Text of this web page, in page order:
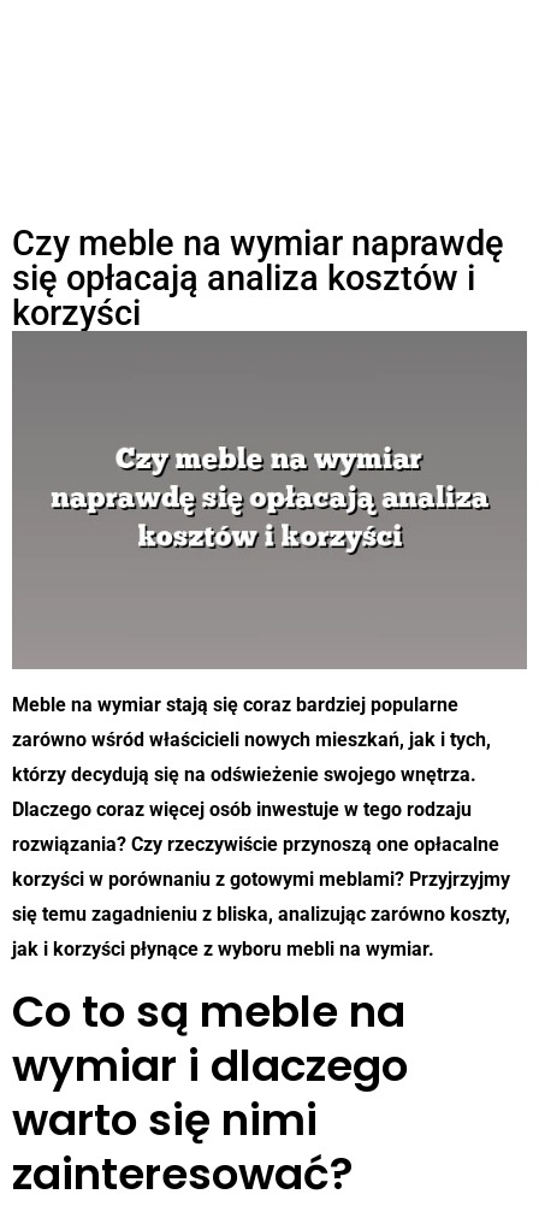
Czy meble na wymiar naprawdę
się opłacają analiza kosztów i
korzyści
Meble na wymiar stają się coraz bardziej popularne
zarówno wśród właścicieli nowych mieszkań, jak i tych,
którzy decydują się na odświeżenie swojego wnętrza.
Dlaczego coraz więcej osób inwestuje w tego rodzaju
rozwiązania? Czy rzeczywiście przynoszą one opłacalne
korzyści w porównaniu z gotowymi meblami? Przyjrzyjmy
się temu zagadnieniu z bliska, analizując zarówno koszty,
jak i korzyści płynące z wyboru mebli na wymiar.
Co to są meble na
wymiar i dlaczego
warto się nimi
zainteresować?